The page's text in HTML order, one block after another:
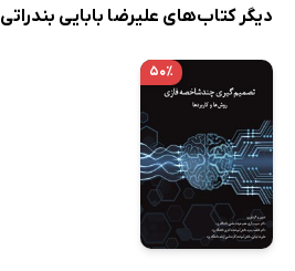
دیگر کتاب‌های علیرضا بابایی بندراتی
۵۰٪